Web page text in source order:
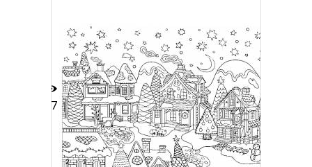
27
2 2